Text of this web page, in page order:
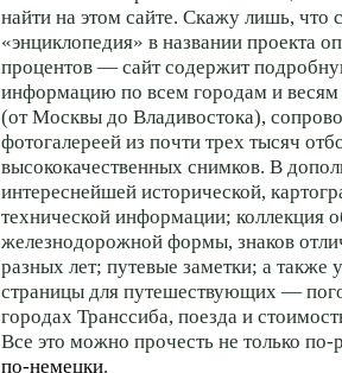
найти на этом сайте. Скажу лишь, что
«энциклопедия» в названии проекта
процентов — сайт содержит
информацию по всем городам и весям
(от Москвы до Владивостока),
фотогалереей из почти трех тысяч
высококачественных снимков. В
интереснейшей исторической,
технической информации; коллекция
железнодорожной формы, знаков
разных лет; путевые заметки; а также
страницы для путешествующих —
городах Транссиба, поезда и
Все это можно прочесть не только по-
по-немецки.